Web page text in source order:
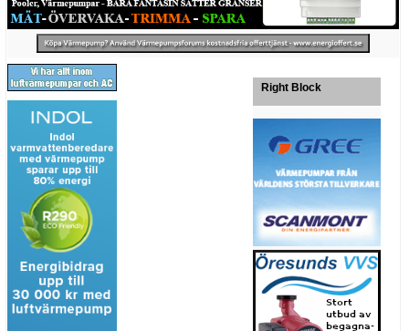
Right Block